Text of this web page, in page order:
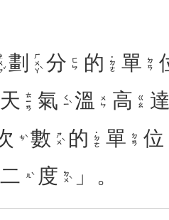
ˇ 劃 ㄏㄨㄚˋ 分 ㄈㄣ 的 ˙ㄉㄜ 單 ㄉㄢ
天 ㄊㄧㄢ 氣 ㄑㄧˋ 溫 ㄨㄣ 高 ㄍㄠ 達
ㄘˋ 數 ㄕㄨˋ 的 ˙ㄉㄜ 單 ㄉㄢ 位
二 ㄦˋ 度 ㄉㄨˋ 」。